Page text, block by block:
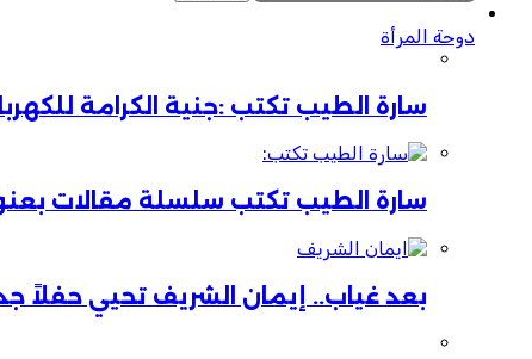
دوحة المرأة
سارة الطيب تكتب :جنية الكرامة
سارة الطيب تكتب سلسلة مقالات
بعد غياب.. إيمان الشريف تحيي حفلاً